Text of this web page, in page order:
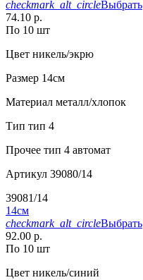
checkmark_alt_circleВыбрать
74.10 р.
По 10 шт
Цвет никель/экрю
Размер 14см
Материал металл/хлопок
Тип тип 4
Прочее тип 4 автомат
Артикул 39080/14
39081/14
14см
checkmark_alt_circleВыбрать
92.00 р.
По 10 шт
Цвет никель/синий